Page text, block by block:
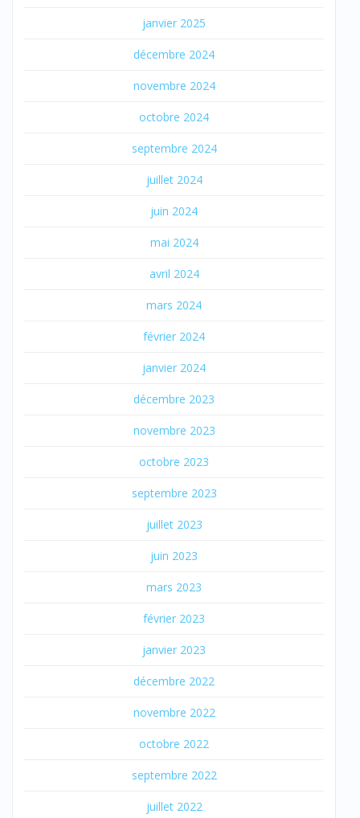
janvier 2025
décembre 2024
novembre 2024
octobre 2024
septembre 2024
juillet 2024
juin 2024
mai 2024
avril 2024
mars 2024
février 2024
janvier 2024
décembre 2023
novembre 2023
octobre 2023
septembre 2023
juillet 2023
juin 2023
mars 2023
février 2023
janvier 2023
décembre 2022
novembre 2022
octobre 2022
septembre 2022
juillet 2022